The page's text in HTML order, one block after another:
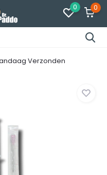
0 0
Verzonden